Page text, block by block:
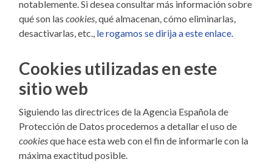
notablemente. Si desea consultar más información sobre
qué son lascookies, qué almacenan, cómo eliminarlas,
desactivarlas, etc., le rogamos se dirija a este enlace.
Cookies utilizadas en este
sitio web
Siguiendo las directrices de la Agencia Española de
Protección de Datos procedemos a detallar el uso de
cookiesque hace esta web con el fin de informarle con la
máxima exactitud posible.